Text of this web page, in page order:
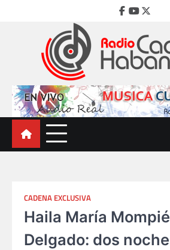
Facebook
Youtube
Twitter
Radio Cadena
Emisora de la Música Cubana
CADENA EXCLUSIVA
Haila María
Delgado: dos